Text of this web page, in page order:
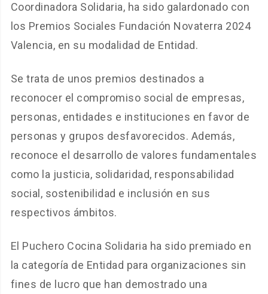
Coordinadora Solidaria, ha sido galardonado con
los Premios Sociales Fundación Novaterra 2024
Valencia, en su modalidad de Entidad.
Se trata de unos premios destinados a
reconocer el compromiso social de empresas,
personas, entidades e instituciones en favor de
personas y grupos desfavorecidos. Además,
reconoce el desarrollo de valores fundamentales
como la justicia, solidaridad, responsabilidad
social, sostenibilidad e inclusión en sus
respectivos ámbitos.
El Puchero Cocina Solidaria ha sido premiado en
la categoría de Entidad para organizaciones sin
fines de lucro que han demostrado una